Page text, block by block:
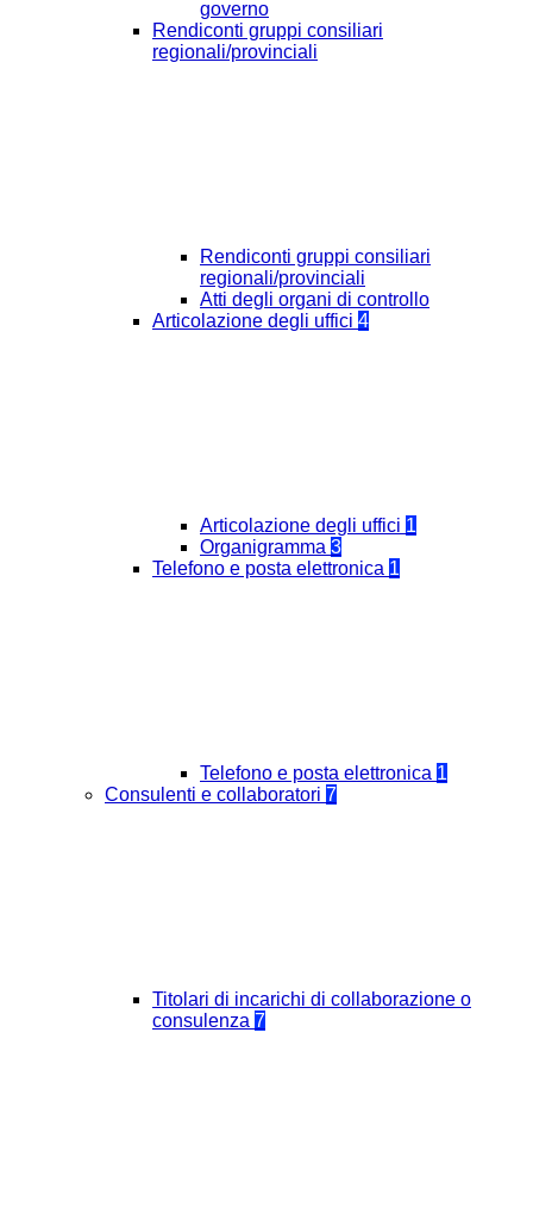
governo
Rendiconti gruppi consiliari
regionali/provinciali
Rendiconti gruppi consiliari
regionali/provinciali
Atti degli organi di controllo
Articolazione degli uffici 4
Articolazione degli uffici 1
Organigramma 3
Telefono e posta elettronica 1
Telefono e posta elettronica 1
Consulenti e collaboratori 7
Titolari di incarichi di collaborazione o
consulenza 7